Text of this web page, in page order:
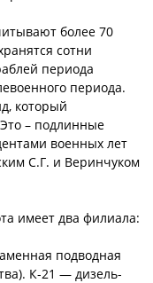
более 70
сотни
периода
периода.
который
– подлинные
военных лет
С.Г. и Веринчуком
имеет два филиала:
подводная
К-21 — дизель-